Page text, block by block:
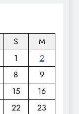
S
M
1
2
8
9
15
16
22
23